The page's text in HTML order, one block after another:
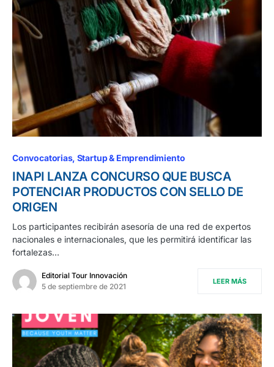
Convocatorias Startup & Emprendimiento
INAPI LANZA CONCURSO QUE BUSCA
POTENCIAR PRODUCTOS CON SELLO DE
ORIGEN
Los participantes recibirán asesoría de una red de expertos
nacionales e internacionales, que les permitirá identificar las
fortalezas…
Editorial Tour Innovación
5 de septiembre de 2021
LEER MÁS